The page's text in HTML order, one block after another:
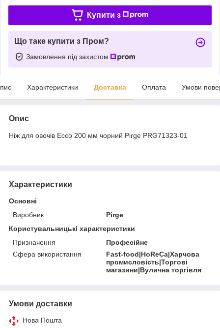
Купити з
Що таке купити з Пром?
Замовлення під захистом
Характеристики Доставка Оплата Умови
Опис
Ніж для овочів Ecco 200 мм чорний Pirge PRG71323-01
Характеристики
Основні
Виробник
Pirge
Користувальницькі характеристики
Призначення
Професійне
Сфера використання
Fast-food|HoReCa|Харчова
промисловість|Торгові
магазини|Вулична торгівля
Умови доставки
Нова Пошта